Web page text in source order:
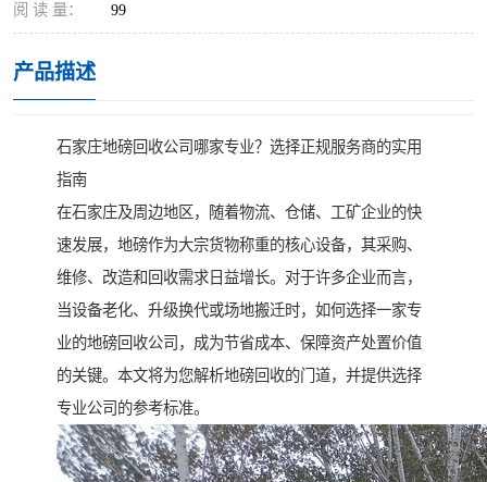
阅 读 量： 99
产品描述
石家庄地磅回收公司哪家专业？选择正规服务商的实用
指南
在石家庄及周边地区，随着物流、仓储、工矿企业的快
速发展，地磅作为大宗货物称重的核心设备，其采购、
维修、改造和回收需求日益增长。对于许多企业而言，
当设备老化、升级换代或场地搬迁时，如何选择一家专
业的地磅回收公司，成为节省成本、保障资产处置价值
的关键。本文将为您解析地磅回收的门道，并提供选择
专业公司的参考标准。